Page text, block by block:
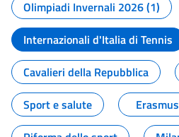
Olimpiadi Invernali 2026 (1)
Internazionali d'Italia di Tennis
Cavalieri della Repubblica
Sport e salute